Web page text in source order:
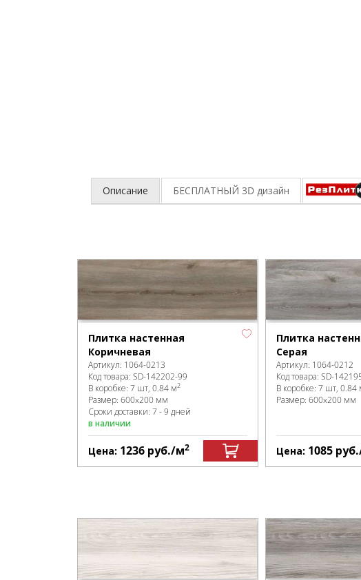
Описание БЕСПЛАТНЫЙ 3D дизайн
Плитка настенная
Коричневая
Артикул: 1064-0213
Код товара: SD-142202-99
В коробке: 7 шт, 0.84 м2
Размер: 600x200 мм
Сроки доставки: 7 - 9 дней
в наличии
Цена: 1236 руб./м2
Плитка
Серая
Артикул: 1064-0212
Код товара: SD-
В коробке: 7 шт, 0.84
Размер: 600x200 мм
Цена: 1085 руб.